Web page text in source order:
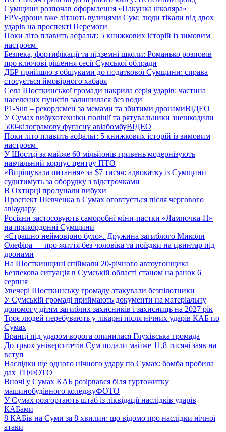
Сумщини розпочав оформлення «Пакунка школяра»
FPV-дрони вже літають вулицями Сум: люди тікали від двох
ударів на проспекті Перемоги
Поки літо плавить асфальт: 5 книжкових історій із зимовим
настроєм
Безпека, фортифікації та підземні школи: Романько розповів
про ключові рішення сесії Сумської облради
ДБР прийшло з обшуками до податкової Сумщини: справа
стосується ймовірного хабаря
Села Шосткинської громади накрила серія ударів: частина
населених пунктів залишилася без води
P1-Sun – рекордсмен за мемами та збитими дронамиВІДЕО
У Сумах вибухотехніки поліції та рятувальники знешкодили
500-кілограмову фугасну авіабомбуВІДЕО
Поки літо плавить асфальт: 5 книжкових історій із зимовим
настроєм
У Шостці за майже 60 мільйонів гривень модернізують
навчальний корпус центру ПТО
«Вирішувала питання» за $7 тисяч: адвокатку із Сумщини
судитимуть за оборудку з відстрочками
В Охтирці пролунали вибухи
Проспект Шевченка в Сумах оговтується після чергового
авіаудару
Росіяни застосовують саморобні міни-пастки «Лампочка-Н»
на прикордонні Сумщини
«Страшно неймовірно було». Дружина загиблого Миколи
Олефіра — про життя без чоловіка та поїздки на цвинтар під
дронами
На Шосткинщині спіймали 20-річного автоугонщика
Безпекова ситуація в Сумській області станом на ранок 6
серпня
Увечері Шосткинську громаду атакували безпілотники
У Сумській громаді приймають документи на матеріальну
допомогу дітям загиблих захисників і захисниць на 2027 рік
Троє людей перебувають у лікарні після нічних ударів КАБ по
Сумах
Вранці під ударом ворога опинилася Глухівська громада
До трьох університетів Сум подали майже 11,8 тисячі заяв на
вступ
Наслідки ще одного нічного удару по Сумах: бомба пробила
дах ТЦФОТО
Вночі у Сумах КАБ розірвався біля гуртожитку
машинобудівного коледжуФОТО
У Сумах розгортають штаб із ліквідації наслідків ударів
КАБами
8 КАБів на Суми за 8 хвилин: що відомо про наслідки нічної
атаки